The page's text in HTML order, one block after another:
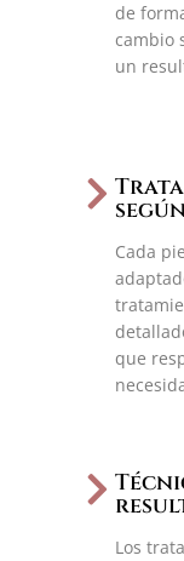
de
cambio
un
Cada
que
Los